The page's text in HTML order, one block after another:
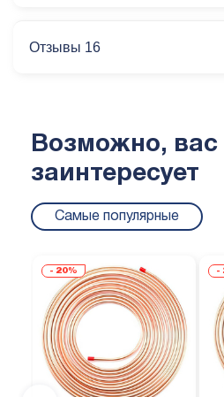
Отзывы 16
Возможно, вас
заинтересует
Самые популярные
20%